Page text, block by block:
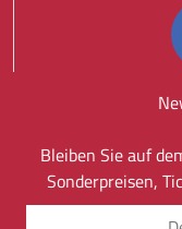
Bleiben Sie auf
Sonderpreisen,